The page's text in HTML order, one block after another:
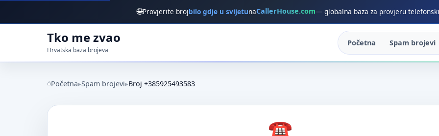
🌐Provjerite brojbilo gdje u svijetunaCallerHouse.com— globalna baza za provjeru
Tko me zvao
Hrvatska baza brojeva
Početna Spam brojevi
Početna Spam brojevi Broj +385925493583